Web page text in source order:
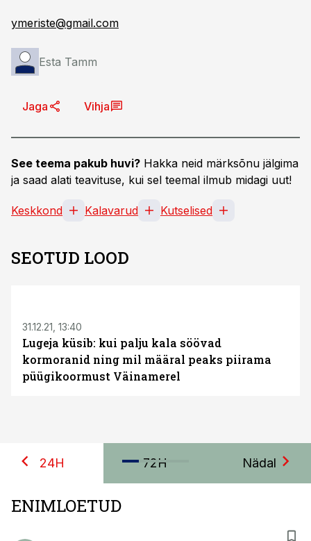
ymeriste@gmail.com
Esta Tamm
Jaga Vihja
See teema pakub huvi? Hakka neid märksõnu jälgima
ja saad alati teavituse, kui sel teemal ilmub midagi uut!
Keskkond Kalavarud Kutselised
SEOTUD LOOD
31.12.21, 13:40
Lugeja küsib: kui palju kala söövad
kormoranid ning mil määral peaks piirama
püügikoormust Väinamerel
24H 72H Nädal
ENIMLOETUD